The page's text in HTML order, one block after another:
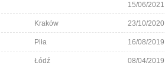
15/06/2021
Kraków 23/10/2020
Piła 16/08/2019
Łódź 08/04/2019